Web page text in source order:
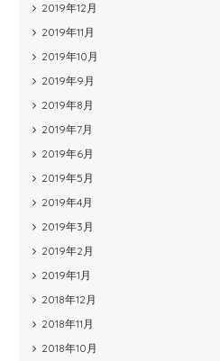
2019年12月
2019年11月
2019年10月
2019年9月
2019年8月
2019年7月
2019年6月
2019年5月
2019年4月
2019年3月
2019年2月
2019年1月
2018年12月
2018年11月
2018年10月